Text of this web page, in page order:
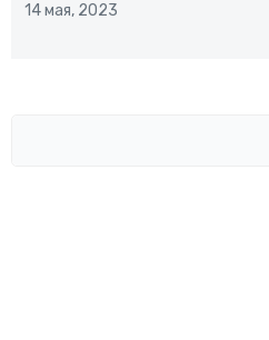
14 мая, 2023